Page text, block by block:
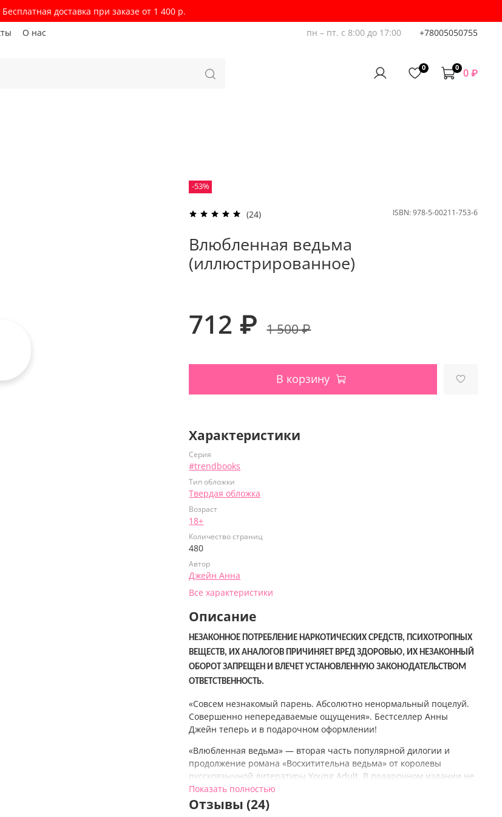
Бесплатная доставка при заказе от 1 400 р.
О нас пн – пт. с 8:00 до 17:00 +78005050755
0 0 0 ₽
-53%
(24) ISBN:978-5-00211-753-6
Влюбленная ведьма
(иллюстрированное)
712 ₽ 1 500 ₽
В корзину
Характеристики
Серия
#trendbooks
Тип обложки
Твердая обложка
Возраст
18+
Количество страниц
480
Автор
Джейн Анна
Все характеристики
Описание
НЕЗАКОННОЕ ПОТРЕБЛЕНИЕ НАРКОТИЧЕСКИХ СРЕДСТВ, ПСИХОТРОПНЫХ
ВЕЩЕСТВ, ИХ АНАЛОГОВ ПРИЧИНЯЕТ ВРЕД ЗДОРОВЬЮ, ИХ НЕЗАКОННЫЙ
ОБОРОТ ЗАПРЕЩЕН И ВЛЕЧЕТ УСТАНОВЛЕННУЮ ЗАКОНОДАТЕЛЬСТВОМ
ОТВЕТСТВЕННОСТЬ.
«Совсем незнакомый парень. Абсолютно ненормальный поцелуй.
Совершенно непередаваемые ощущения». Бестселлер Анны
Джейн теперь и в подарочном оформлении!
«Влюбленная ведьма» — вторая часть популярной дилогии и
продолжение романа «Восхитительна ведьма» от королевы
русскоязычной литературы Young Adult. В подарочном издании не
только новая обложка, но и цветные иллюстрации самых ярких
сцен от талантливой художницы Карины Яшагиной.
Показать полностью
Отзывы (24)